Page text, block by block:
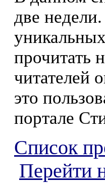
две
прочитать
читателей
это
портале
Список
Перейти